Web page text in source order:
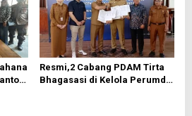
Resmi,2 Cabang PDAM Tirta
Bhagasasi di Kelola Perumda